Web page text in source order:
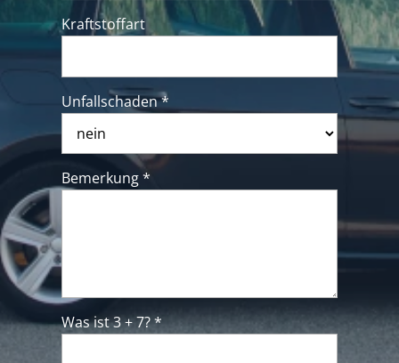
Kraftstoffart
Unfallschaden *
Bemerkung *
Was ist 3 + 7? *